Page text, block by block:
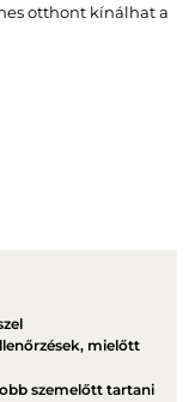
otthont kínálhat a
mielőtt
szemelőtt tartani